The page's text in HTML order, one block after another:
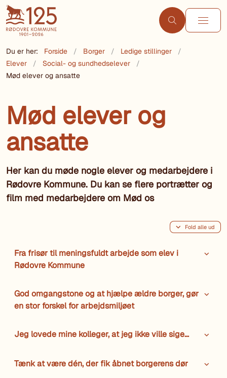
Du er her: Forside Borger
Ledige stillinger
Elever
Social- og sundhedselever
Mød elever og ansatte
Mød elever og
ansatte
Her kan du møde nogle elever og medarbejdere i
Rødovre Kommune. Du kan se flere portrætter og
film med medarbejdere om Mød os
Fold alle ud
Fra frisør til meningsfuldt arbejde som elev i
Rødovre Kommune
God omgangstone og at hjælpe ældre borger, gør
en stor forskel for arbejdsmiljøet
Jeg lovede mine kolleger, at jeg ikke ville sige…
Tænk at være dén, der fik åbnet borgerens dør